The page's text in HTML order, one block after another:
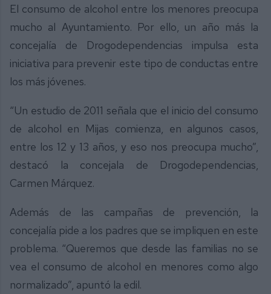
El consumo de alcohol entre los menores preocupa
mucho al Ayuntamiento. Por ello, un año más la
concejalía de Drogodependencias impulsa esta
iniciativa para prevenir este tipo de conductas entre
los más jóvenes.
“Un estudio de 2011 señala que el inicio del consumo
de alcohol en Mijas comienza, en algunos casos,
entre los 12 y 13 años, y eso nos preocupa mucho”,
destacó la concejala de Drogodependencias,
Carmen Márquez.
Además de las campañas de prevención, la
concejalía pide a los padres que se impliquen en este
problema. “Queremos que desde las familias no se
vea el consumo de alcohol en menores como algo
normalizado”, apuntó la edil.